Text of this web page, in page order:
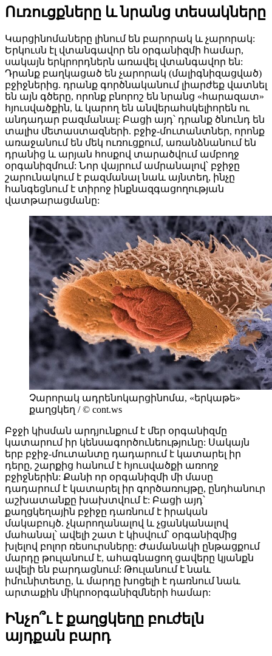
Ուռուցքները և նրանց տեսակները
Կարցինոմաները լինում են բարորակ և չարորակ:
Երկուսն էլ վտանգավոր են օրգանիզմի համար,
սակայն երկրորդներն առավել վտանգավոր են:
Դրանք բաղկացած են չարորակ (մալիգնիզացված)
բջիջներից. դրանք գործնականում լիարժեք վատնել
են այն գծերը, որոնք բնորոշ են նրանց «հարազատ»
հյուսվածքին, և կարող են անվերահսկելիորեն ու
անդադար բազմանալ: Բացի այդ՝ դրանք ծնունդ են
տալիս մետաստազների. բջիջ-մուտանտներ, որոնք
առաջանում են մեկ ուռուցքում, առանձնանում են
դրանից և արյան հոսքով տարածվում ամբողջ
օրգանիզմում: Նոր վայրում ամրանալով՝ բջիջը
շարունակում է բազմանալ նաև այնտեղ, ինչը
հանգեցնում է տիրոջ ինքնազգացողության
վատթարացմանը:
Չարորակ ադրենոկարցինոմա, «երկաթե»
քաղցկեղ / © cont.ws
Բջջի կիսման արդյունքում է մեր օրգանիզմը
կատարում իր կենսագործունեությունը: Սակայն
երբ բջիջ-մուտանտը դադարում է կատարել իր
դերը, շարքից հանում է հյուսվածքի առողջ
բջիջներին: Քանի որ օրգանիզմի մի մասը
դադարում է կատարել իր գործառույթը, ընդհանուր
աշխատանքը խախտվում է: Բացի այդ՝
քաղցկեղային բջիջը դառնում է իրական
մակաբույծ. չկարողանալով և չցանկանալով
մահանալ՝ ավելի շատ է կիսվում՝ օրգանիզմից
խլելով բոլոր ռեսուրսները: Ժամանակի ընթացքում
մարդը թուլանում է, ահագնացող ցավերը կյանքն
ավելի են բարդացնում: Թուլանում է նաև
իմունիտետը, և մարդը խոցելի է դառնում նաև
արտաքին միկրոօրգանիզմների համար:
Ինչո՞ւ է քաղցկեղը բուժելն
այդքան բարդ